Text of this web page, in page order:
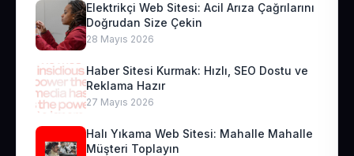
Elektrikçi Web Sitesi: Acil Arıza Çağrılarını
Doğrudan Size Çekin
28 Mayıs 2026
Haber Sitesi Kurmak: Hızlı, SEO Dostu ve
Reklama Hazır
27 Mayıs 2026
Halı Yıkama Web Sitesi: Mahalle Mahalle
Müşteri Toplayın